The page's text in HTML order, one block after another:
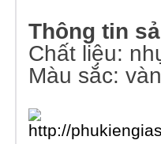
Thông tin
Chất liệu:
Màu sắc: